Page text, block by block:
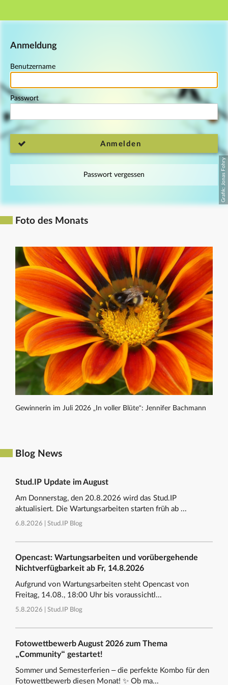
Hauptnavigation
Anmeldung
Benutzername
Passwort
Anmelden
Passwort vergessen
Foto des Monats
Gewinnerin im Juli 2026 „In voller Blüte“: Jennifer Bachmann
Blog News
Stud.IP Update im August
Am Donnerstag, den 20.8.2026 wird das Stud.IP
aktualisiert. Die Wartungsarbeiten starten früh ab ...
6.8.2026 | Stud.IP Blog
Opencast: Wartungsarbeiten und vorübergehende
Nichtverfügbarkeit ab Fr, 14.8.2026
Aufgrund von Wartungsarbeiten steht Opencast von
Freitag, 14.08., 18:00 Uhr bis voraussichtl...
5.8.2026 | Stud.IP Blog
Fotowettbewerb August 2026 zum Thema
„Community“ gestartet!
Sommer und Semesterferien – die perfekte Kombo für den
Fotowettbewerb diesen Monat! ✨ Ob ma...